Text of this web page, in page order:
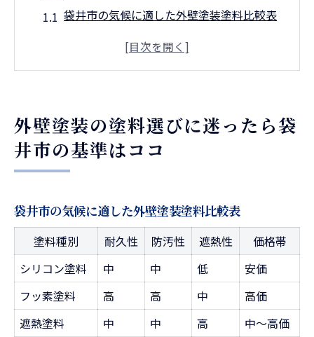
袋井市の気候に適した外壁塗装塗料比較表
外壁塗装選びで重視すべき基準とは
性能重視派が注目すべき外壁塗装塗料の比較法
耐久性・遮熱性で見る外壁塗装塗料一覧
外壁塗装塗料のメリットとデメリット
長持ちさせたいなら注目したい塗料性能
外壁塗装で失敗しない比較のコツ
アステックと日本ペイントを徹底検証した選び
方
アステックvs日本ペイント特徴早見表
外壁塗装の塗料選びに迷ったら袋
井市の基準はココ
袋井市の気候に適した外壁塗装塗料比較表
塗料種別 耐久性 防汚性 遮熱性
価格帯
シリコン塗料
中 中 低
安価
フッ素塗料
高 高 中
高価
遮熱塗料
中 中 高 中～高価